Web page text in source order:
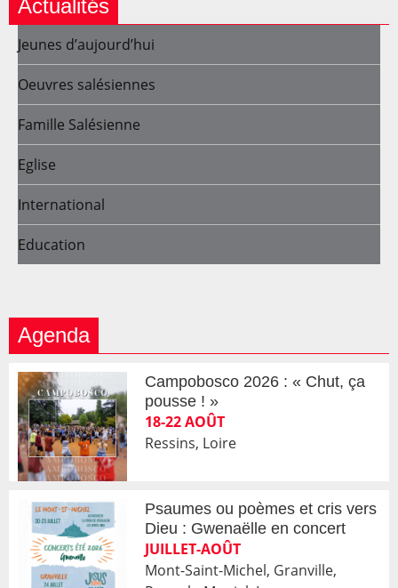
Actualités
Jeunes d’aujourd’hui
Oeuvres salésiennes
Famille Salésienne
Eglise
International
Education
Agenda
Campobosco 2026 : « Chut, ça
pousse ! »
18-22 AOÛT
Ressins, Loire
Psaumes ou poèmes et cris vers
Dieu : Gwenaëlle en concert
JUILLET-AOÛT
Mont-Saint-Michel, Granville,